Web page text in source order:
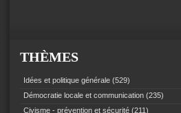
THÈMES
Idées et politique générale (529)
Démocratie locale et communication (235)
Civisme - prévention et sécurité (211)